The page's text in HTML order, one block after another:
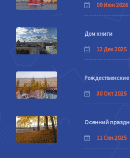
09 Июн 2026
Дом книги
12 Дек 2025
Рождественские
30 Окт 2025
Осенний
11 Сен 2025